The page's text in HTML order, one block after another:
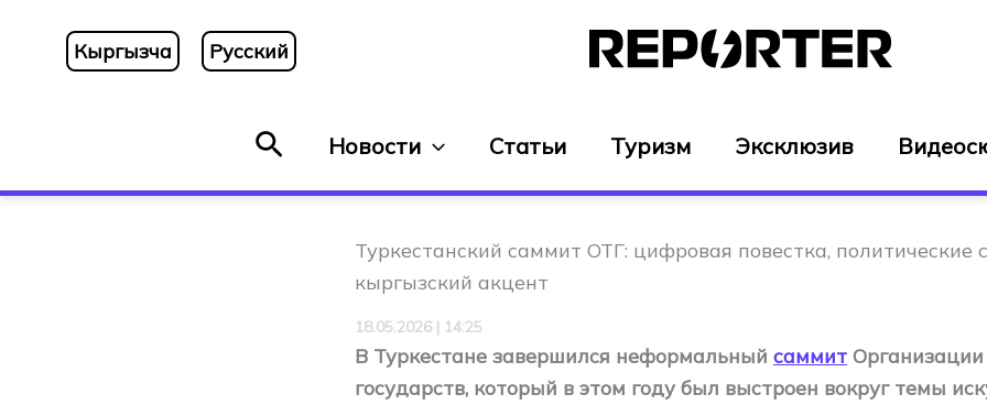
содержимому
Кыргызча Русский
ПоискНовости Статьи Туризм Эксклюзив
Туркестанский саммит ОТГ: цифровая повестка, политические
кыргызский акцент
18.05.2026 | 14:25
В Туркестане завершился неформальный саммит
государств, который в этом году был выстроен вокруг темы